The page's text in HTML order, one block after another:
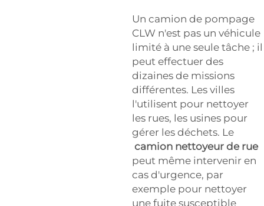
Un camion de pompage
CLW n'est pas un véhicule
limité à une seule tâche ; il
peut effectuer des
dizaines de missions
différentes. Les villes
l'utilisent pour nettoyer
les rues, les usines pour
gérer les déchets. Le
camion nettoyeur de rue
peut même intervenir en
cas d'urgence, par
exemple pour nettoyer
une fuite susceptible